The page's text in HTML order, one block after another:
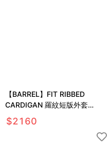
【BARREL】FIT RIBBED
CARDIGAN 羅紋短版外套
#BLACK
$2160